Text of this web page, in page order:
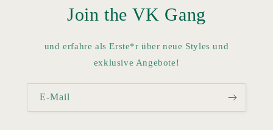
Join the VK Gang
und erfahre als Erste*r über neue Styles und
exklusive Angebote!
E-Mail